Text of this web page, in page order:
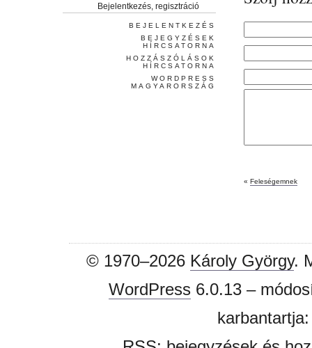
« Feleségemnek
Bejelentkezés, regisztráció
BEJELENTKEZÉS
BEJEGYZÉSEK
HÍRCSATORNA
HOZZÁSZÓLÁSOK
HÍRCSATORNA
WORDPRESS
MAGYARORSZÁG
© 1970–2026 Károly György.
WordPress6.0.13 –